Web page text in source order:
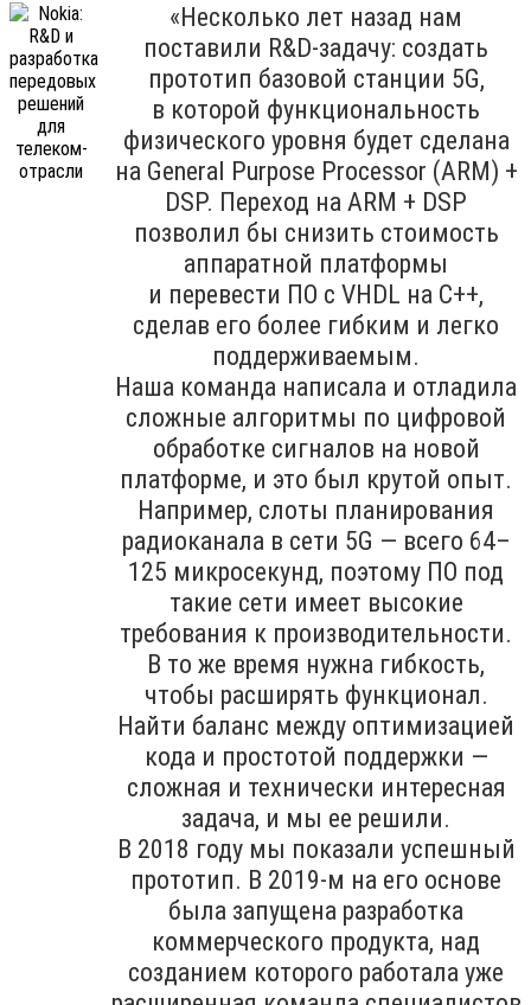
«Несколько лет назад нам
поставили R&D-задачу: создать
прототип базовой станции 5G,
в которой функциональность
физического уровня будет сделана
на General Purpose Processor (ARM) +
DSP. Переход на ARM + DSP
позволил бы снизить стоимость
аппаратной платформы
и перевести ПО с VHDL на C++,
сделав его более гибким и легко
поддерживаемым.
Наша команда написала и отладила
сложные алгоритмы по цифровой
обработке сигналов на новой
платформе, и это был крутой опыт.
Например, слоты планирования
радиоканала в сети 5G — всего 64–
125 микросекунд, поэтому ПО под
такие сети имеет высокие
требования к производительности.
В то же время нужна гибкость,
чтобы расширять функционал.
Найти баланс между оптимизацией
кода и простотой поддержки —
сложная и технически интересная
задача, и мы ее решили.
В 2018 году мы показали успешный
прототип. В 2019-м на его основе
была запущена разработка
коммерческого продукта, над
созданием которого работала уже